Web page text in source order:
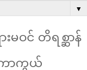
▼
မဝင် တိရစ္ဆာန်
ကာကွယ်